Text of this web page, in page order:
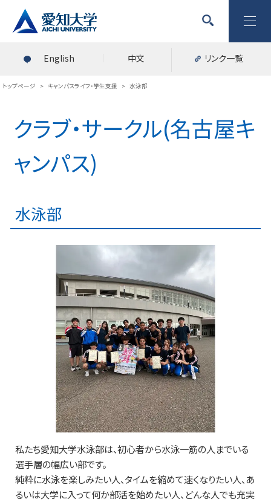
English 中文 リンク一覧
トップページ > キャンパスライフ・学生支援 > 水泳部
クラブ・サークル(名古屋キ
ャンパス)
水泳部
私たち愛知大学水泳部は、初心者から水泳一筋の人までいる
選手層の幅広い部です。
純粋に水泳を楽しみたい人、タイムを縮めて速くなりたい人、あ
るいは大学に入って何か部活を始めたい人、どんな人でも充実